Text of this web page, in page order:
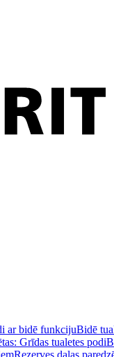
ar bidē funkcijuBidē
Grīdas tualetes podi
Rezerves daļas